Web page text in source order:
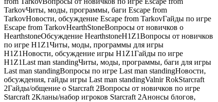
TarkovЧиты, моды, программы, баги Escape from
TarkovНовости, обсуждение Escape from TarkovГайды по игре
Escape from TarkovHearthStoneВопросы от новичков о
HearthstoneОбсуждение HearthstoneH1Z1Вопросы от новичков
по игре H1Z1Читы, моды, программы для игры
H1Z1Новости, обсуждение игры H1Z1Гайды по игре
H1Z1Last man standingЧиты, моды, программы, баги для игры
Last man standingВопросы по игре Last man standingНовости,
обсуждения, гайды игры Last man standingValnir RokStarcraft
2Гайды/общение о Starcraft 2Вопросы от новичков по игре
Starcraft 2Кланы/набор игроков Starcraft 2Анонсы блогов,